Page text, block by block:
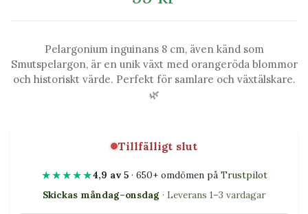
Pelargonium inguinans 8 cm, även känd som
Smutspelargon, är en unik växt med orangeröda blommor
och historiskt värde. Perfekt för samlare och växtälskare.
🌿
Tillfälligt slut
★★★★★4,9 av 5· 650+ omdömen på Trustpilot
Skickas måndag–onsdag · Leverans 1–3 vardagar